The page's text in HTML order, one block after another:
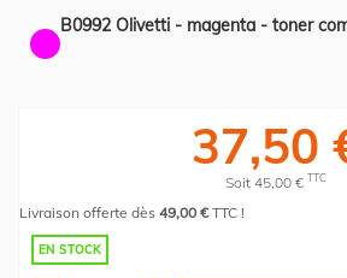
B0992 Olivetti - magenta - toner
37,50
Soit 45,00 € TTC
Livraison offerte dès 49,00 €TTC !
EN STOCK